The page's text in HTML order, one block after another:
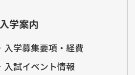
入学案内
入学募集要項・経費
入試イベント情報